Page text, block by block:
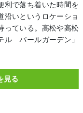
利で落ち着いた時間を
沿いというロケーショ
っている。高松や高松
ル パールガーデン」
見る